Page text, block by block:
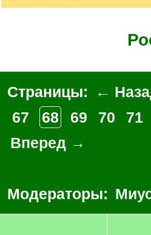
Страницы: ←
67
68 69 70 71
Вперед →
Модераторы: